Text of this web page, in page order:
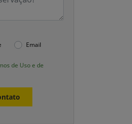
Email
de Uso e de